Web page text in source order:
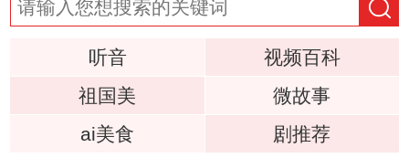
听音
视频百科
祖国美
微故事
ai美食
剧推荐